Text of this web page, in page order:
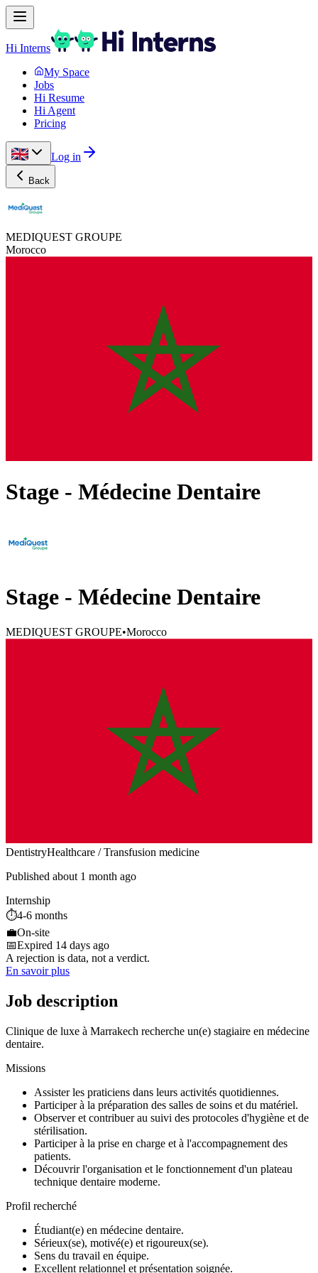
Hi Interns
My Space
Jobs
Hi Resume
Hi Agent
Pricing
Log in
Back
MEDIQUEST GROUPE
Morocco
Stage - Médecine Dentaire
Stage - Médecine Dentaire
MEDIQUEST GROUPE•Morocco
DentistryHealthcare / Transfusion medicine
Published about 1 month ago
Internship
⏱️4-6 months
💼On-site
📅Expired 14 days ago
A rejection is data, not a verdict.
En savoir plus
Job description
Clinique de luxe à Marrakech recherche un(e) stagiaire en médecine
dentaire.
Missions
Assister les praticiens dans leurs activités quotidiennes.
Participer à la préparation des salles de soins et du matériel.
Observer et contribuer au suivi des protocoles d'hygiène et de
stérilisation.
Participer à la prise en charge et à l'accompagnement des
patients.
Découvrir l'organisation et le fonctionnement d'un plateau
technique dentaire moderne.
Profil recherché
Étudiant(e) en médecine dentaire.
Sérieux(se), motivé(e) et rigoureux(se).
Sens du travail en équipe.
Excellent relationnel et présentation soignée.